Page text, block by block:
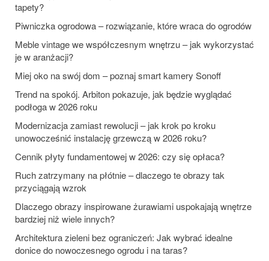
tapety?
Piwniczka ogrodowa – rozwiązanie, które wraca do ogrodów
Meble vintage we współczesnym wnętrzu – jak wykorzystać
je w aranżacji?
Miej oko na swój dom – poznaj smart kamery Sonoff
Trend na spokój. Arbiton pokazuje, jak będzie wyglądać
podłoga w 2026 roku
Modernizacja zamiast rewolucji – jak krok po kroku
unowocześnić instalację grzewczą w 2026 roku?
Cennik płyty fundamentowej w 2026: czy się opłaca?
Ruch zatrzymany na płótnie – dlaczego te obrazy tak
przyciągają wzrok
Dlaczego obrazy inspirowane żurawiami uspokajają wnętrze
bardziej niż wiele innych?
Architektura zieleni bez ograniczeń: Jak wybrać idealne
donice do nowoczesnego ogrodu i na taras?